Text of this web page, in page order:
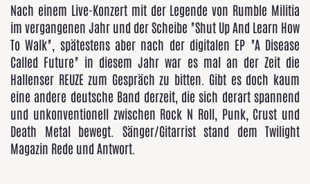
Nach einem Live-Konzert mit der Legende von Rumble Militia
im vergangenen Jahr und der Scheibe "Shut Up And Learn How
To Walk", spätestens aber nach der digitalen EP "A Disease
Called Future" in diesem Jahr war es mal an der Zeit die
Hallenser REUZE zum Gespräch zu bitten. Gibt es doch kaum
eine andere deutsche Band derzeit, die sich derart spannend
und unkonventionell zwischen Rock N Roll, Punk, Crust und
Death Metal bewegt. Sänger/Gitarrist stand dem Twilight
Magazin Rede und Antwort.